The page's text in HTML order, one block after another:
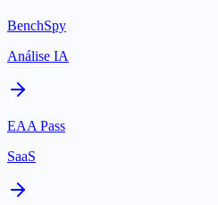
BenchSpy
Análise IA
EAA Pass
SaaS